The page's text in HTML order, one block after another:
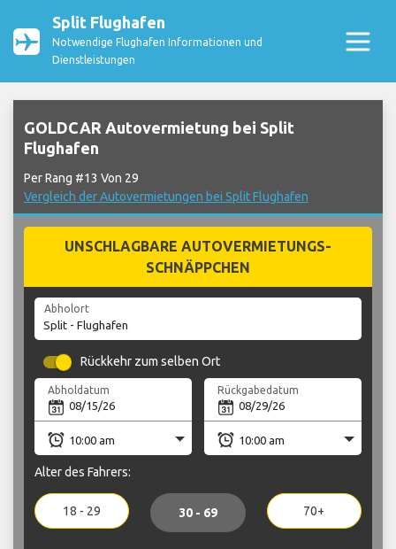
Split Flughafen
Notwendige Flughafen Informationen und
Dienstleistungen
GOLDCAR Autovermietung bei Split
Flughafen
Per Rang #13 Von 29
Vergleich der Autovermietungen bei Split Flughafen
UNSCHLAGBARE AUTOVERMIETUNGS-
SCHNÄPPCHEN
Abholort
Rückkehr zum selben Ort
Abholdatum Rückgabedatum
Alter des Fahrers:
18 - 29 30 - 69 70+